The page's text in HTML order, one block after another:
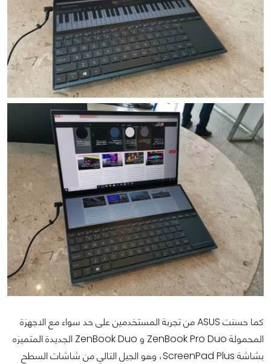
كما حسنت ASUS من تجربة المستخدمين على حد سواء مع الاجهزة
المحمولة ZenBook Pro Duo و ZenBook Duo الجديدة المتميزه
بشاشة ScreenPad Plus، وهو الجيل التالي من شاشات السطح